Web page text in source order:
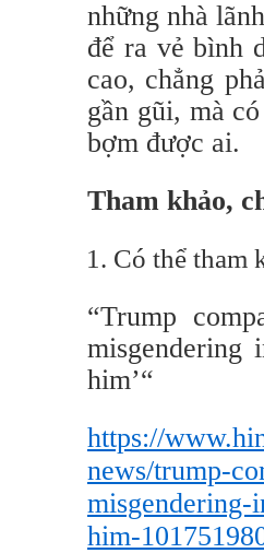
những nhà
để ra vẻ bình
cao, chẳng
gần gũi, mà
bợm được ai.
Tham khảo,
Có thể tham
“Trump
misgendering
him’“
https://
news/trump-
him-